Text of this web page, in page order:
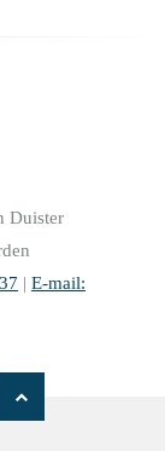
Duister
| E-mail: